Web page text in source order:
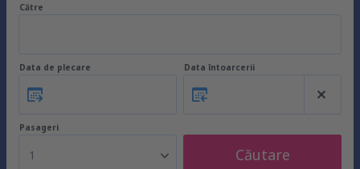
Către
Data de plecare Data întoarcerii
Pasageri
1 Căutare